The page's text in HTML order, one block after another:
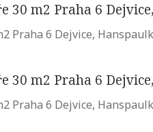
Praha 6 Dejvice,
Praha 6 Dejvice,